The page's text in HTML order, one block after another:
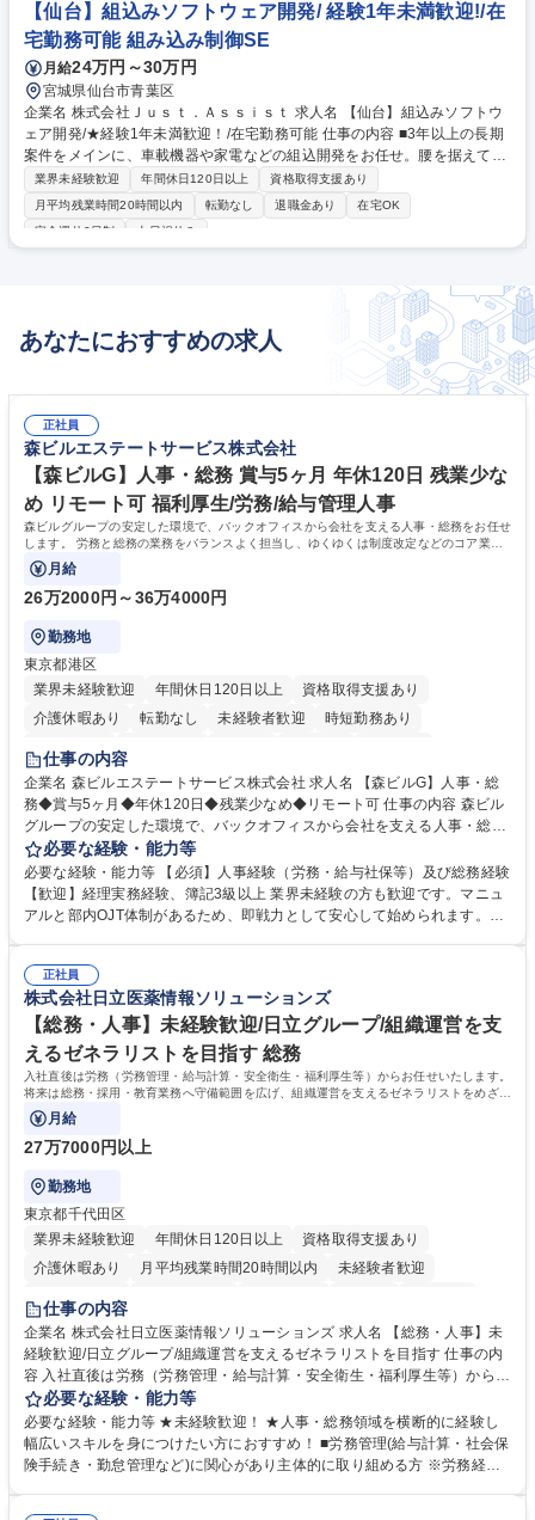
平均残業時間15時間
【仙台】組込みソフトウェア開発/ 経験1年未満歓迎!/在
宅勤務可能 組み込み制御SE
月給24万円～30万円
宮城県仙台市青葉区
企業名 株式会社Ｊｕｓｔ．Ａｓｓｉｓｔ 求人名 【仙台】組込みソフトウ
ェア開発/★経験1年未満歓迎！/在宅勤務可能 仕事の内容 ■3年以上の長期
案件をメインに、車載機器や家電などの組込開発をお任せ。腰を据えてプ
ロジェクトに取り組みたい方に適した環境です。 【開発フェーズ】要件定
義、基本設計～プログラミング、テストまで 【プロジェクト例】車載EC
Uの開発、空調機器の開発、デジタルカメラの開発、医療機器の開発 ■取
ています。申請頂ければ、WEBカメラ、ヘッドセット等の機材の支援があ
迎！/在宅勤務可能
業界未経験歓迎 年間休日120日以上
資格取得支援あり
月平均残業時間20時間以内
転勤なし 退職金あり
在宅OK
完全週休2日制
土日祝休み
あなたにおすすめの求人
正社員
森ビルエステートサービス株式会社
【森ビルG】人事・総務 賞与5ヶ月 年休120日 残業少な
め リモート可 福利厚生/労務/給与管理人事
森ビルグループの安定した環境で、バックオフィスから会社を支える人事・総務をお任せ
します。 労務と総務の業務をバランスよく担当し、ゆくゆくは制度改定などのコア業務
にも挑戦できる、やりがいある環境です。
月給
26万2000円～36万4000円
勤務地
東京都港区
業界未経験歓迎
年間休日120日以上
資格取得支援あり
介護休暇あり
転勤なし 未経験者歓迎
時短勤務あり
経験者歓迎
完全週休2日制
交通費支給 長期歓迎 駅近5分以内 土日祝休み
仕事の内容
企業名 森ビルエステートサービス株式会社 求人名 【森ビルG】人事・総
務◆賞与5ヶ月◆年休120日◆残業少なめ◆リモート可 仕事の内容 森ビル
グループの安定した環境で、バックオフィスから会社を支える人事・総務
をお任せします。 労務と総務の業務をバランスよく担当し、ゆくゆくは制
度改定などのコア業務にも挑戦できる、やりがいある環境です。 ■勤怠管
理、給与計算、社会保険手続き、年末調整等の労務管理全般 ■入退社手続
き、社内規定の改定や人事制度改定などのコア業務 ■社内イベントの企画
でも質問・相談できる環境が整っているため、安心して成長できます。 募
集職種 【森ビルG】人事・総務◆賞与5ヶ月◆年休120日◆残業少なめ◆
リモート可
必要な経験・能力等
必要な経験・能力等 【必須】人事経験（労務・給与社保等）及び総務経験
【歓迎】経理実務経験、簿記3級以上 業界未経験の方も歓迎です。マニュ
アルと部内OJT体制があるため、即戦力として安心して始められます。
務に挑戦できるため、自身の成長と組織への貢献度をダイレクトに実感で
きます。 残業少なめ、週1日リモート可など、ワークライフバランスを保
ち長期活躍できる環境です。 「これまでの幅広い経験を活かし、長期的な
キャリアを築きたい」という前向きな意欲と挑戦を全力で応援します。 学
歴・資格 学歴：大学院 大学 高専 短大 専修学校 高校 語学力： 資格：日商
簿記検定1級 日商簿記検定2級 日商簿記検定3級
正社員
株式会社日立医薬情報ソリューションズ
【総務・人事】未経験歓迎/日立グループ/組織運営を支
えるゼネラリストを目指す 総務
入社直後は労務（労務管理・給与計算・安全衛生・福利厚生等）からお任せいたします。
将来は総務・採用・教育業務へ守備範囲を広げ、組織運営を支えるゼネラリストをめざせ
ます。
月給
27万7000円以上
勤務地
東京都千代田区
業界未経験歓迎
年間休日120日以上
資格取得支援あり
介護休暇あり
月平均残業時間20時間以内
未経験者歓迎
住宅手当あり
育休あり
完全週休2日制 交通費支給 土日祝休み 寮・社宅あり
仕事の内容
企業名 株式会社日立医薬情報ソリューションズ 求人名 【総務・人事】未
経験歓迎/日立グループ/組織運営を支えるゼネラリストを目指す 仕事の内
容 入社直後は労務（労務管理・給与計算・安全衛生・福利厚生等）からお
任せいたします。将来は総務・採用・教育業務へ守備範囲を広げ、組織運
営を支えるゼネラリストをめざせます。 ・初期業務：労働時間管理、給与
計算、社会保険対応、福利厚生管理、安全衛生、健康経営推進等をお任せ
します。ご経験に応じて、休職者管理など、幅広く経験を積んでいただき
必要な経験・能力等
必要な経験・能力等 ★未経験歓迎！ ★人事・総務領域を横断的に経験し
幅広いスキルを身につけたい方におすすめ！ ■労務管理(給与計算・社会保
険手続き・勤怠管理など)に関心があり主体的に取り組める方 ※労務経験